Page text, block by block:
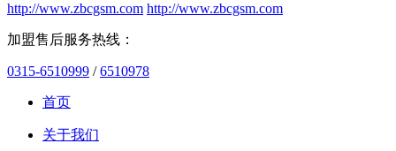
http://www.zbcgsm.com http://www.zbcgsm.com
加盟售后服务热线：
0315-6510999 /6510978
首页
关于我们